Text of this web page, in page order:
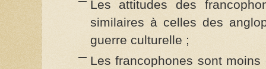
Les attitudes des
similaires à celles des
guerre culturelle ;
Les francophones sont